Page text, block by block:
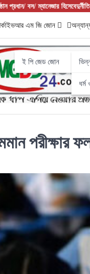
হিসেবেদুর্নীতি থামাতে কি শুধু
আর এম জি জোন
ই পি জেড জোন
ধর্ম
পরীক্ষার